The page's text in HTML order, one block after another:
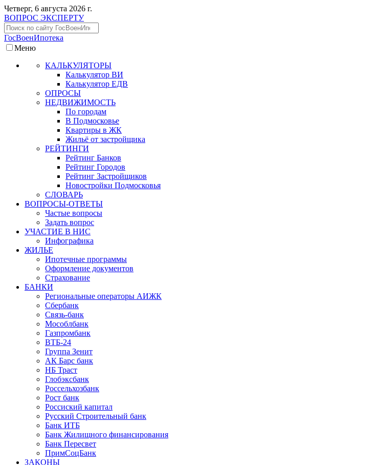
Четверг, 6 августа 2026 г.
ВОПРОС ЭКСПЕРТУ
ГосВоенИпотека
Меню
КАЛЬКУЛЯТОРЫ
Калькулятор ВИ
Калькулятор ЕДВ
ОПРОСЫ
НЕДВИЖИМОСТЬ
По городам
В Подмосковье
Квартиры в ЖК
Жильё от застройщика
РЕЙТИНГИ
Рейтинг Банков
Рейтинг Городов
Рейтинг Застройщиков
Новостройки Подмосковья
СЛОВАРЬ
ВОПРОСЫ-ОТВЕТЫ
Частые вопросы
Задать вопрос
УЧАСТИЕ В НИС
Инфографика
ЖИЛЬЕ
Ипотечные программы
Оформление документов
Страхование
БАНКИ
Региональные операторы АИЖК
Сбербанк
Связь-банк
Мособлбанк
Газпромбанк
ВТБ-24
Группа Зенит
АК Барс банк
НБ Траст
Глобэксбанк
Россельхозбанк
Рост банк
Россиский капитал
Русский Строительный банк
Банк ИТБ
Банк Жилищного финансирования
Банк Пересвет
ПримСоцБанк
ЗАКОНЫ